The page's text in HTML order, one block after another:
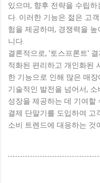
있으며, 향후 전략을 수립
다. 이러한 기능은 젊은 고
험을 제공하며, 경쟁력을
니다.
결론적으로, '토스프론트'
적화된 편리하고 개인화된
한 기능으로 인해 많은 매
기술적인 발전을 넘어서,
성장을 제공하는 데 기여할
결제 단말기를 도입하여 고
소비 트렌드에 대응하는 것